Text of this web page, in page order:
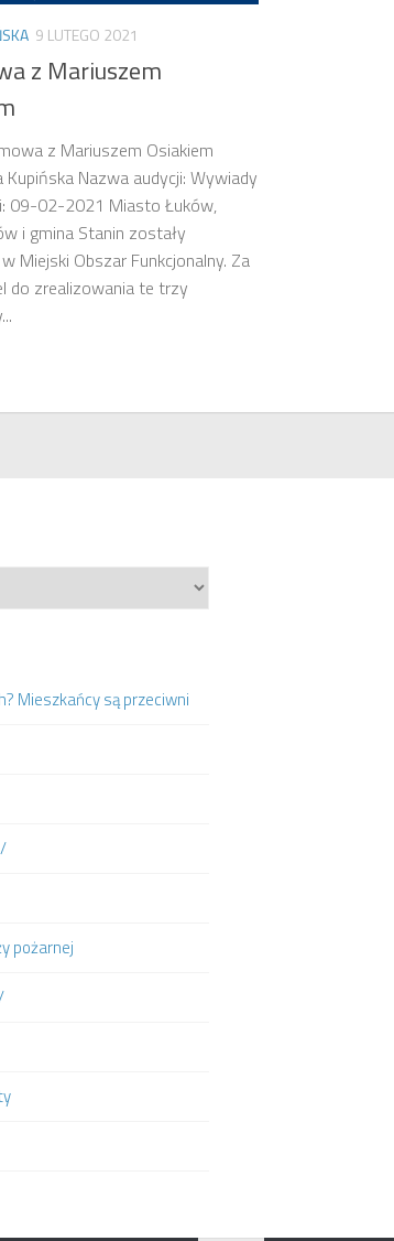
9 LUTEGO 2021
z Mariuszem
z Mariuszem Osiakiem
Kupińska Nazwa audycji: Wywiady
09-02-2021 Miasto Łuków,
i gmina Stanin zostały
Miejski Obszar Funkcjonalny. Za
do zrealizowania te trzy
Mieszkańcy są przeciwni
pożarnej